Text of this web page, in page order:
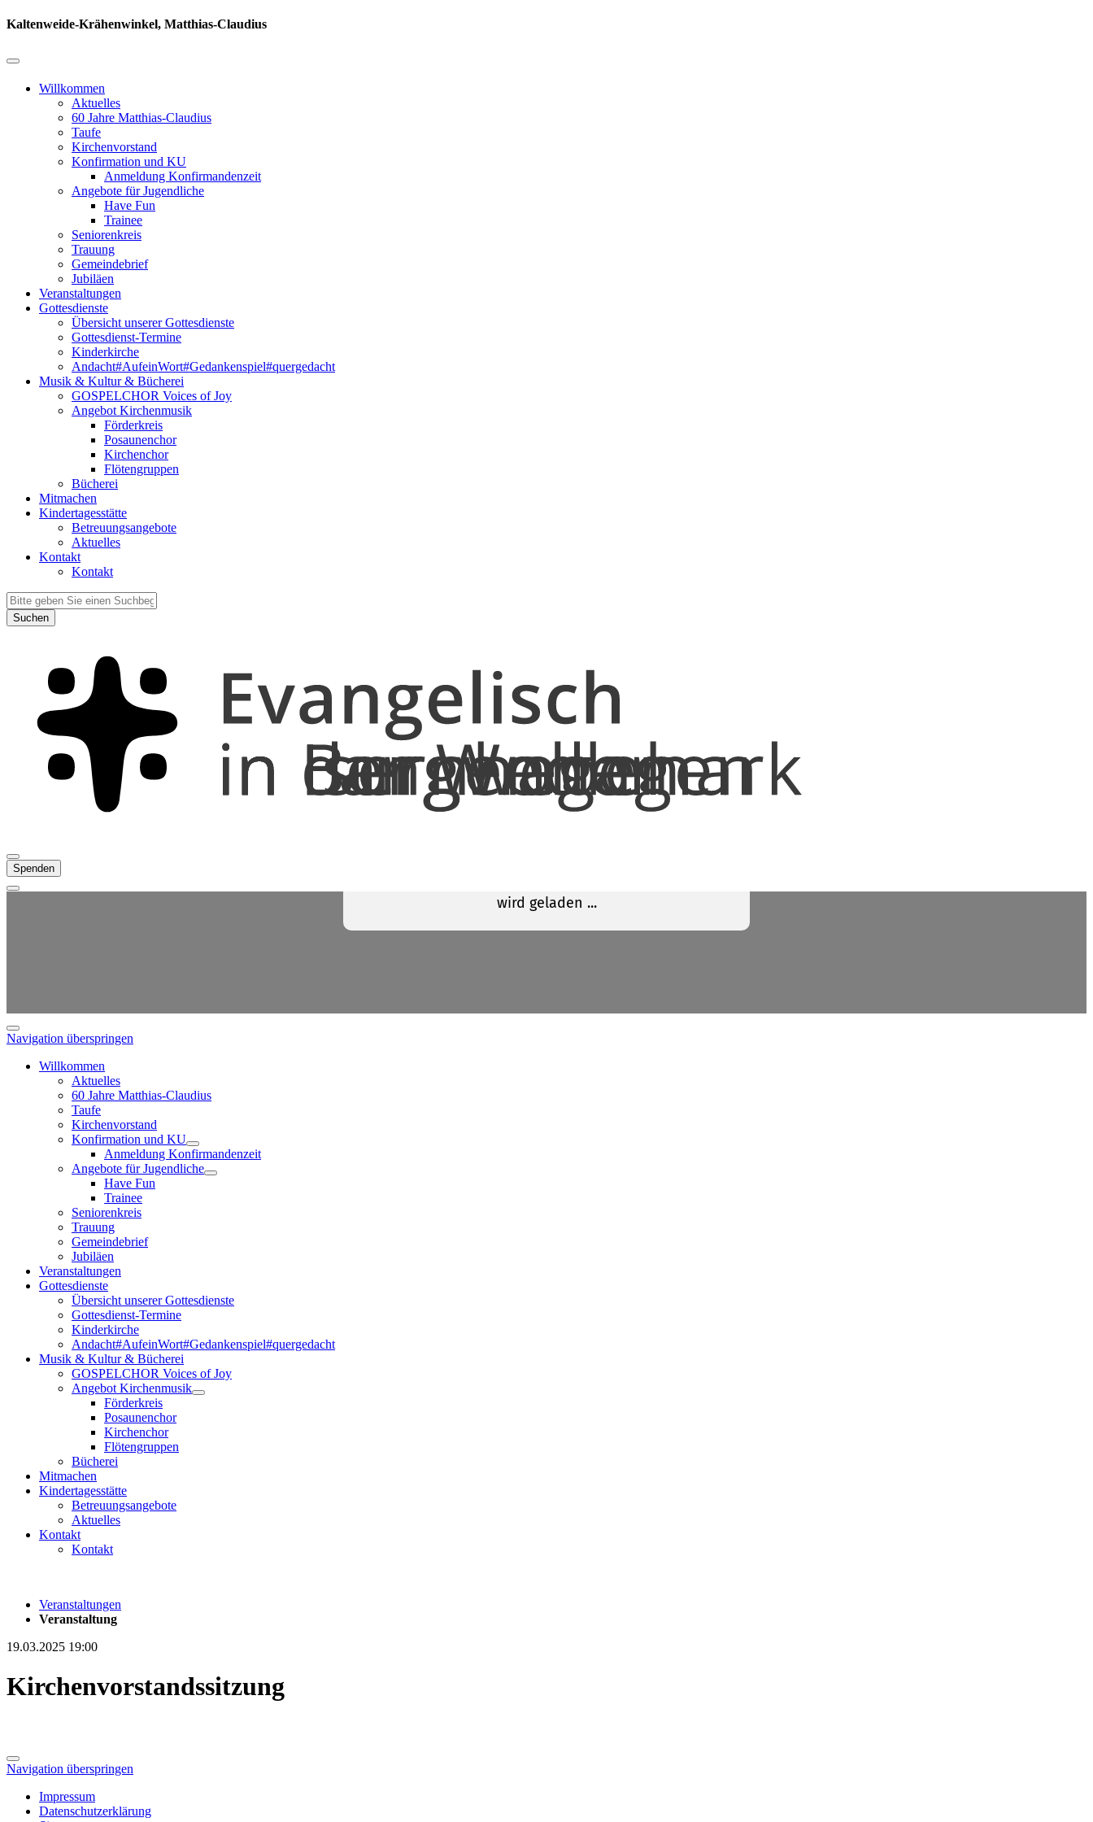
Kaltenweide-Krähenwinkel, Matthias-Claudius
Willkommen
Aktuelles
60 Jahre Matthias-Claudius
Taufe
Kirchenvorstand
Konfirmation und KU
Anmeldung Konfirmandenzeit
Angebote für Jugendliche
Have Fun
Trainee
Seniorenkreis
Trauung
Gemeindebrief
Jubiläen
Veranstaltungen
Gottesdienste
Übersicht unserer Gottesdienste
Gottesdienst-Termine
Kinderkirche
Andacht#AufeinWort#Gedankenspiel#quergedacht
Musik & Kultur & Bücherei
GOSPELCHOR Voices of Joy
Angebot Kirchenmusik
Förderkreis
Posaunenchor
Kirchenchor
Flötengruppen
Bücherei
Mitmachen
Kindertagesstätte
Betreuungsangebote
Aktuelles
Kontakt
Kontakt
Suchen
Spenden
Navigation überspringen
Willkommen
Aktuelles
60 Jahre Matthias-Claudius
Taufe
Kirchenvorstand
Konfirmation und KU
Anmeldung Konfirmandenzeit
Angebote für Jugendliche
Have Fun
Trainee
Seniorenkreis
Trauung
Gemeindebrief
Jubiläen
Veranstaltungen
Gottesdienste
Übersicht unserer Gottesdienste
Gottesdienst-Termine
Kinderkirche
Andacht#AufeinWort#Gedankenspiel#quergedacht
Musik & Kultur & Bücherei
GOSPELCHOR Voices of Joy
Angebot Kirchenmusik
Förderkreis
Posaunenchor
Kirchenchor
Flötengruppen
Bücherei
Mitmachen
Kindertagesstätte
Betreuungsangebote
Aktuelles
Kontakt
Kontakt
Veranstaltungen
Veranstaltung
19.03.2025 19:00
Kirchenvorstandssitzung
Navigation überspringen
Impressum
Datenschutzerklärung